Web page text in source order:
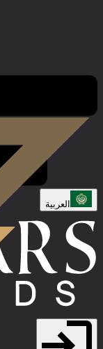
العربية
قواعد اللعبة